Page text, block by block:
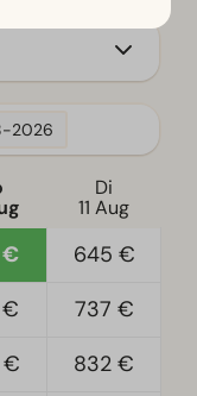
2026
Di
11 Aug
€ 645 €
€ 737 €
€ 832 €